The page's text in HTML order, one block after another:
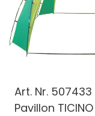
Art. Nr. 507433
Pavillon TICINO